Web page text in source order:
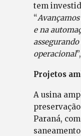
tem
“
e na
operacional
Projetos
A usina
Paraná,